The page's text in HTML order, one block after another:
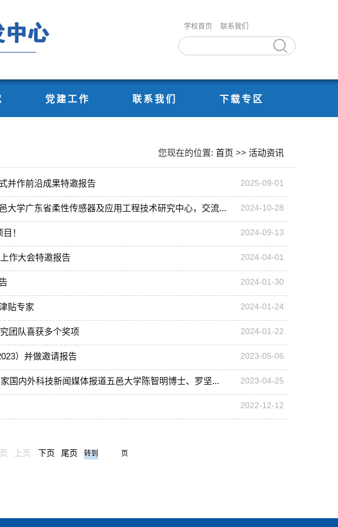
学校首页 联系我们
党建工作 联系我们 下载专区
您现在的位置: 首页 >> 活动资讯
并作前沿成果特邀报告 2025-09-01
大学广东省柔性传感器及应用工程技术研究中心，交流... 2024-10-28
！ 2024-09-13
作大会特邀报告 2024-04-01
2024-01-30
贴专家 2024-01-24
团队喜获多个奖项 2024-01-22
）并做邀请报告 2023-05-06
国内外科技新闻媒体报道五邑大学陈智明博士、罗坚... 2023-04-25
2022-12-12
上页 下页 尾页 页